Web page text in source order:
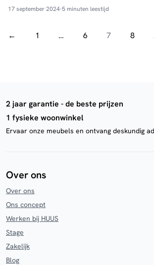
alles kan. Het draait om het samenbrengen
17 september 2024·5 minuten leestijd
← 1 … 6 7 8
2 jaar garantie - de beste prijzen
1 fysieke woonwinkel
Ervaar onze meubels en ontvang deskundig
Over ons
Over ons
Ons concept
Werken bij HUUS
Stage
Zakelijk
Blog